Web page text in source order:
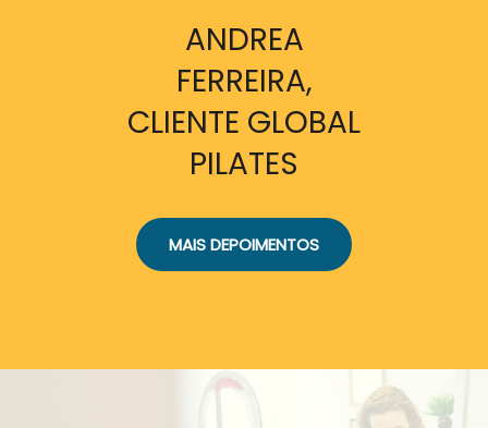
ANDREA
FERREIRA,
CLIENTE GLOBAL
PILATES
MAIS DEPOIMENTOS